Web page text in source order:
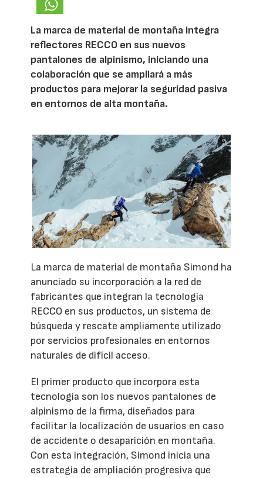
La marca de material de montaña integra
reflectores RECCO en sus nuevos
pantalones de alpinismo, iniciando una
colaboración que se ampliará a más
productos para mejorar la seguridad pasiva
en entornos de alta montaña.
La marca de material de montaña Simond ha
anunciado su incorporación a la red de
fabricantes que integran la tecnología
RECCO en sus productos, un sistema de
búsqueda y rescate ampliamente utilizado
por servicios profesionales en entornos
naturales de difícil acceso.
El primer producto que incorpora esta
tecnología son los nuevos pantalones de
alpinismo de la firma, diseñados para
facilitar la localización de usuarios en caso
de accidente o desaparición en montaña.
Con esta integración, Simond inicia una
estrategia de ampliación progresiva que